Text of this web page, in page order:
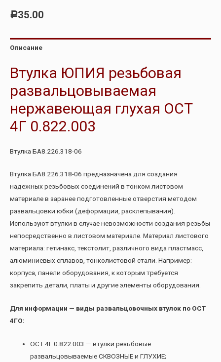
Р35.00
Описание
Втулка ЮПИЯ резьбовая
развальцовываемая
нержавеющая глухая ОСТ
4Г 0.822.003
Втулка БА8.226.318-06
Втулка БА8.226.318-06 предназначена для создания
надежных резьбовых соединений в тонком листовом
материале в заранее подготовленные отверстия методом
развальцовки юбки (деформации, расклепывания).
Используют втулки в случае невозможности создания резьбы
непосредственно в листовом материале. Материал листового
материала: гетинакс, текстолит, различного вида пластмасс,
алюминиевых сплавов, тонколистовой стали. Например:
корпуса, панели оборудования, к которым требуется
закрепить детали, платы и другие элементы оборудования.
Для информации — виды развальцовочных втулок по ОСТ
4ГО:
ОСТ 4Г 0.822.003 — втулки резьбовые
развальцовываемые СКВОЗНЫЕ и ГЛУХИЕ;